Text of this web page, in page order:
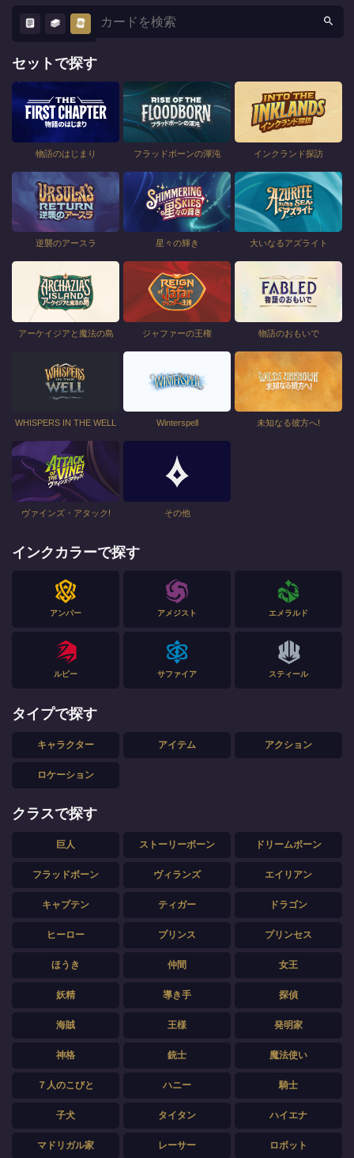
セットで探す
物語のはじまり フラッドボーンの渾沌 インクランド探訪
逆襲のアースラ 星々の輝き 大いなるアズライト
アーケイジアと魔法の島 ジャファーの王権 物語のおもいで
WHISPERS IN THE WELL Winterspell 未知なる彼方へ!
ヴァインズ・アタック! その他
インクカラーで探す
アンバー アメジスト エメラルド
ルビー サファイア スティール
タイプで探す
キャラクター アイテム アクション
ロケーション
クラスで探す
巨人 ストーリーボーン ドリームボーン
フラッドボーン ヴィランズ エイリアン
キャプテン ティガー ドラゴン
ヒーロー プリンス プリンセス
ほうき 仲間 女王
妖精 導き手 探偵
海賊 王様 発明家
神格 銃士 魔法使い
７人のこびと ハニー 騎士
子犬 タイタン ハイエナ
マドリガル家 レーサー ロボット